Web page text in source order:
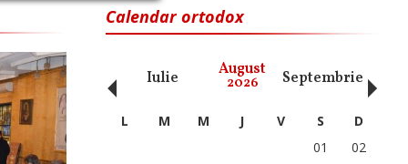
Calendar ortodox
Iunie Iulie August
2026 Septembrie
‹ L M M J V S
D
01
02